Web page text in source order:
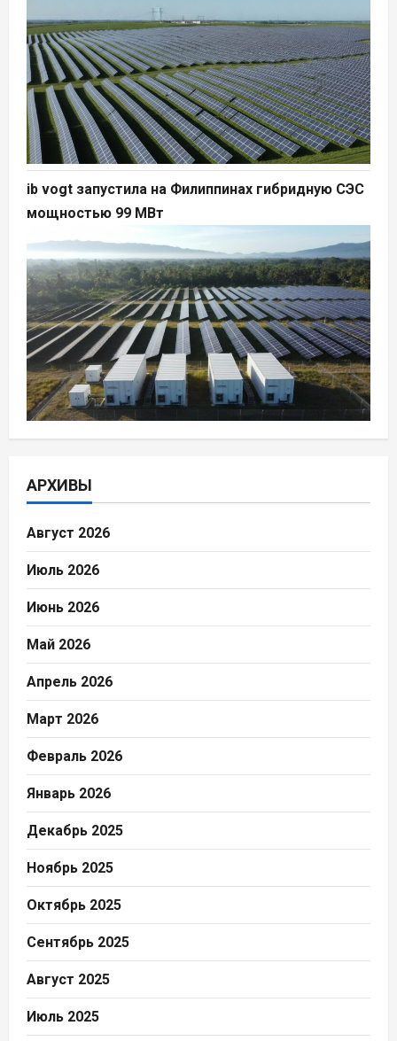
ib vogt запустила на Филиппинах гибридную СЭС
мощностью 99 МВт
АРХИВЫ
Август 2026
Июль 2026
Июнь 2026
Май 2026
Апрель 2026
Март 2026
Февраль 2026
Январь 2026
Декабрь 2025
Ноябрь 2025
Октябрь 2025
Сентябрь 2025
Август 2025
Июль 2025